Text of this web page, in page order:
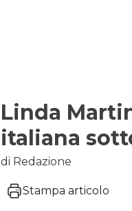
Linda
italiana
di Redazione
Stampa articolo